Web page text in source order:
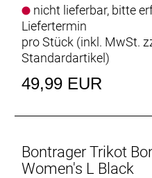
nicht lieferbar, bitte
Liefertermin
pro Stück (inkl. MwSt.
Standardartikel)
49,99 EUR
Bontrager Trikot
Women's L Black